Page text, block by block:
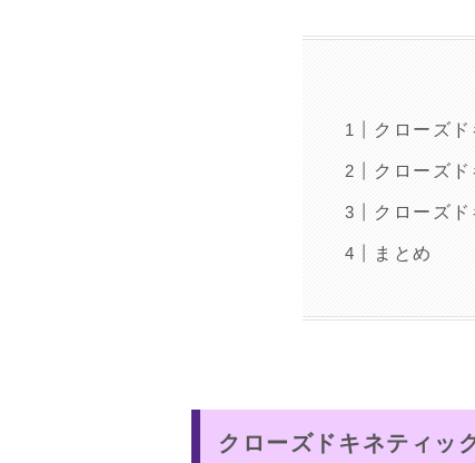
クローズ
クローズ
クローズ
まとめ
クローズドキネティッ